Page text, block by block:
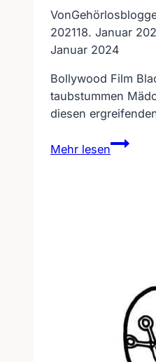
Von
202118. Januar
Januar 2024
Bollywood Film
taubstummen
diesen
Mehr lesen
Film